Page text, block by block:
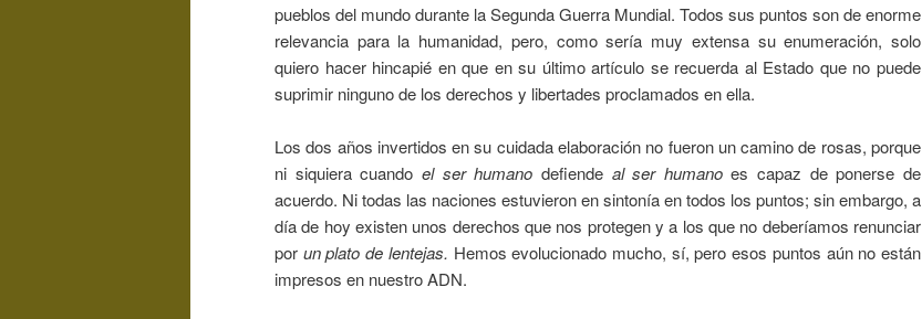
pueblos del mundo durante la Segunda Guerra Mundial. Todos sus puntos son de enorme
relevancia para la humanidad, pero, como sería muy extensa su enumeración, solo
quiero hacer hincapié en que en su último artículo se recuerda al Estado que no puede
suprimir ninguno de los derechos y libertades proclamados en ella.
Los dos años invertidos en su cuidada elaboración no fueron un camino de rosas, porque
ni siquiera cuando el ser humano defiende al ser humanoes capaz de ponerse de
acuerdo. Ni todas las naciones estuvieron en sintonía en todos los puntos; sin embargo, a
día de hoy existen unos derechos que nos protegen y a los que no deberíamos renunciar
por un plato de lentejas. Hemos evolucionado mucho, sí, pero esos puntos aún no están
impresos en nuestro ADN.